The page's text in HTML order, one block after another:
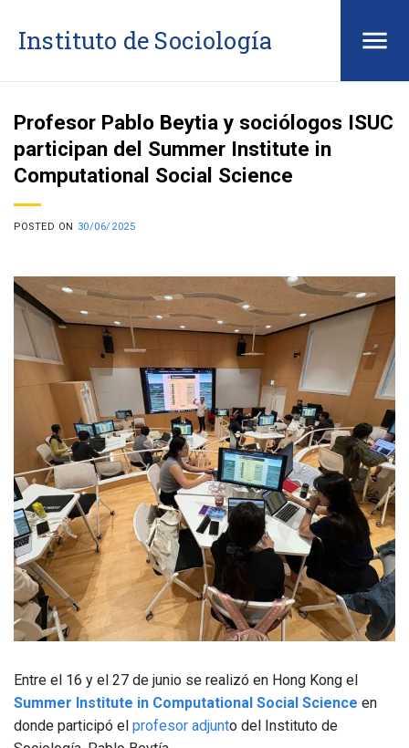
Instituto de Sociología
Profesor Pablo Beytia y sociólogos ISUC
participan del Summer Institute in
Computational Social Science
POSTED ON 30/06/2025
Entre el 16 y el 27 de junio se realizó en Hong Kong el
Summer Institute in Computational Social Science en
donde participó el profesor adjunto del Instituto de